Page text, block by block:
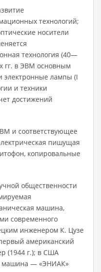
технологий;
носи­тели
технология (40—
гг. в ЭВМ основным
электронные лампы (I
и техники
достижений
и соответствующее
пишущая
копировальные
общественности
машина,
современного
инженером К. Цузе
американский
(1944 г.); в США
машина — «ЭНИАК»